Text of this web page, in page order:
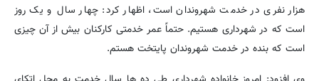
هزار نفری در خدمت شهروندان است، اظهار کرد: چهار سال و یک روز
است که در شهرداری هستیم. حتماً عمر خدمتی کارکنان بیش از آن چیزی
است که بنده در خدمت شهروندان پایتخت هستم.